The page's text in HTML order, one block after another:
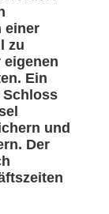
einer
zu
eigenen
Ein
Schloss
und
Der